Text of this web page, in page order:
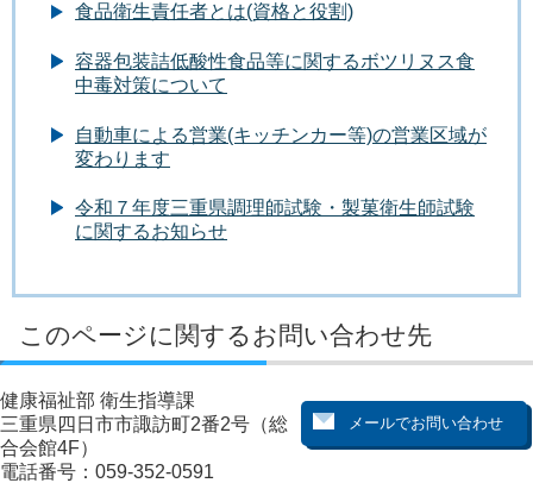
食品衛生責任者とは(資格と役割)
容器包装詰低酸性食品等に関するボツリヌス食
中毒対策について
自動車による営業(キッチンカー等)の営業区域が
変わります
令和７年度三重県調理師試験・製菓衛生師試験
に関するお知らせ
このページに関するお問い合わせ先
健康福祉部 衛生指導課
三重県四日市市諏訪町2番2号（総
合会館4F）
電話番号：059-352-0591